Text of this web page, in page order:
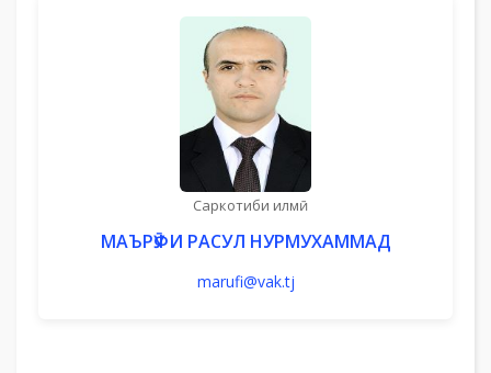
Саркотиби илмӣ
МАЪРӮФИ РАСУЛ НУРМУХАММАД
marufi@vak.tj